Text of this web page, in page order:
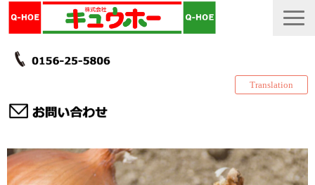
Translation
TOP
カタログ・冊子 DL